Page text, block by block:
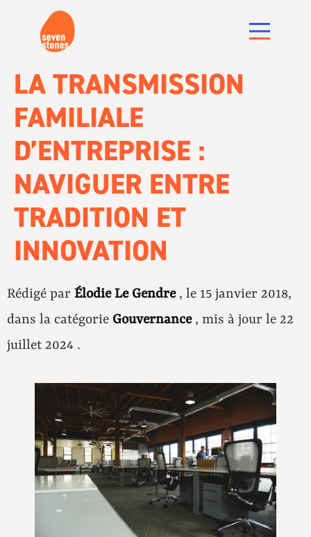
LA TRANSMISSION
FAMILIALE
D’ENTREPRISE :
NAVIGUER ENTRE
TRADITION ET
INNOVATION
Rédigé par Élodie Le Gendre , le 15 janvier 2018,
dans la catégorie Gouvernance, mis à jour le 22
juillet 2024 .